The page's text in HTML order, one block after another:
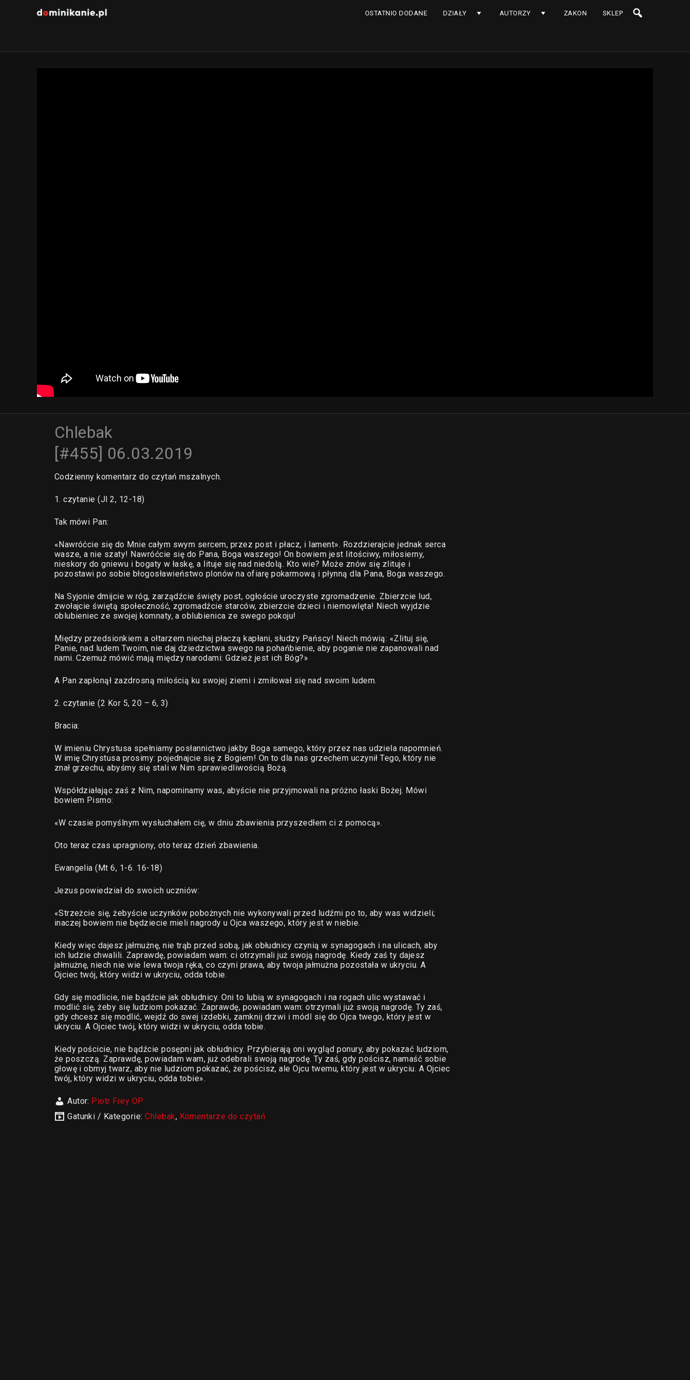
OSTATNIO DODANE DZIAŁY AUTORZY ZAKON SKLEP
Chlebak
[#455] 06.03.2019
Codzienny komentarz do czytań mszalnych.
1. czytanie (Jl 2, 12-18)
Tak mówi Pan:
«Nawróćcie się do Mnie całym swym sercem, przez post i płacz, i lament». Rozdzierajcie jednak serca
wasze, a nie szaty! Nawróćcie się do Pana, Boga waszego! On bowiem jest litościwy, miłosierny,
nieskory do gniewu i bogaty w łaskę, a lituje się nad niedolą. Kto wie? Może znów się zlituje i
pozostawi po sobie błogosławieństwo plonów na ofiarę pokarmową i płynną dla Pana, Boga waszego.
Na Syjonie dmijcie w róg, zarządźcie święty post, ogłoście uroczyste zgromadzenie. Zbierzcie lud,
zwołajcie świętą społeczność, zgromadźcie starców, zbierzcie dzieci i niemowlęta! Niech wyjdzie
oblubieniec ze swojej komnaty, a oblubienica ze swego pokoju!
Między przedsionkiem a ołtarzem niechaj płaczą kapłani, słudzy Pańscy! Niech mówią: «Zlituj się,
Panie, nad ludem Twoim, nie daj dziedzictwa swego na pohańbienie, aby poganie nie zapanowali nad
nami. Czemuż mówić mają między narodami: Gdzież jest ich Bóg?»
A Pan zapłonął zazdrosną miłością ku swojej ziemi i zmiłował się nad swoim ludem.
2. czytanie (2 Kor 5, 20 – 6, 3)
Bracia:
W imieniu Chrystusa spełniamy posłannictwo jakby Boga samego, który przez nas udziela napomnień.
W imię Chrystusa prosimy: pojednajcie się z Bogiem! On to dla nas grzechem uczynił Tego, który nie
znał grzechu, abyśmy się stali w Nim sprawiedliwością Bożą.
Współdziałając zaś z Nim, napominamy was, abyście nie przyjmowali na próżno łaski Bożej. Mówi
bowiem Pismo:
«W czasie pomyślnym wysłuchałem cię, w dniu zbawienia przyszedłem ci z pomocą».
Oto teraz czas upragniony, oto teraz dzień zbawienia.
Ewangelia (Mt 6, 1-6. 16-18)
Jezus powiedział do swoich uczniów:
«Strzeżcie się, żebyście uczynków pobożnych nie wykonywali przed ludźmi po to, aby was widzieli;
inaczej bowiem nie będziecie mieli nagrody u Ojca waszego, który jest w niebie.
Kiedy więc dajesz jałmużnę, nie trąb przed sobą, jak obłudnicy czynią w synagogach i na ulicach, aby
ich ludzie chwalili. Zaprawdę, powiadam wam: ci otrzymali już swoją nagrodę. Kiedy zaś ty dajesz
jałmużnę, niech nie wie lewa twoja ręka, co czyni prawa, aby twoja jałmużna pozostała w ukryciu. A
Ojciec twój, który widzi w ukryciu, odda tobie.
Gdy się modlicie, nie bądźcie jak obłudnicy. Oni to lubią w synagogach i na rogach ulic wystawać i
modlić się, żeby się ludziom pokazać. Zaprawdę, powiadam wam: otrzymali już swoją nagrodę. Ty zaś,
gdy chcesz się modlić, wejdź do swej izdebki, zamknij drzwi i módl się do Ojca twego, który jest w
ukryciu. A Ojciec twój, który widzi w ukryciu, odda tobie.
Kiedy pościcie, nie bądźcie posępni jak obłudnicy. Przybierają oni wygląd ponury, aby pokazać ludziom,
że poszczą. Zaprawdę, powiadam wam, już odebrali swoją nagrodę. Ty zaś, gdy pościsz, namaść sobie
głowę i obmyj twarz, aby nie ludziom pokazać, że pościsz, ale Ojcu twemu, który jest w ukryciu. A Ojciec
twój, który widzi w ukryciu, odda tobie».
Autor: Piotr Frey OP
Gatunki / Kategorie:Chlebak, Komentarze do czytań